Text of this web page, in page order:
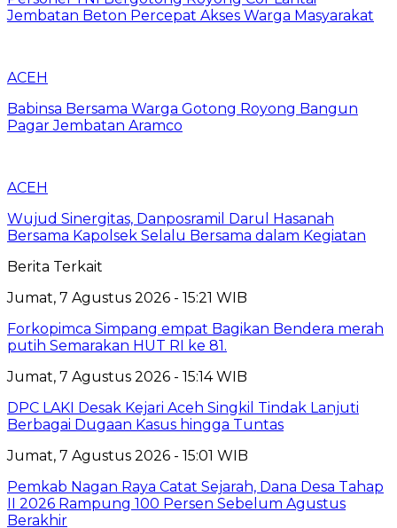
Jembatan Beton Percepat Akses Warga Masyarakat
ACEH
Babinsa Bersama Warga Gotong Royong Bangun
Pagar Jembatan Aramco
ACEH
Wujud Sinergitas, Danposramil Darul Hasanah
Bersama Kapolsek Selalu Bersama dalam Kegiatan
Berita Terkait
Jumat, 7 Agustus 2026 - 15:21 WIB
Forkopimca Simpang empat Bagikan Bendera merah
putih Semarakan HUT RI ke 81.
Jumat, 7 Agustus 2026 - 15:14 WIB
DPC LAKI Desak Kejari Aceh Singkil Tindak Lanjuti
Berbagai Dugaan Kasus hingga Tuntas
Jumat, 7 Agustus 2026 - 15:01 WIB
Pemkab Nagan Raya Catat Sejarah, Dana Desa Tahap
II 2026 Rampung 100 Persen Sebelum Agustus
Berakhir